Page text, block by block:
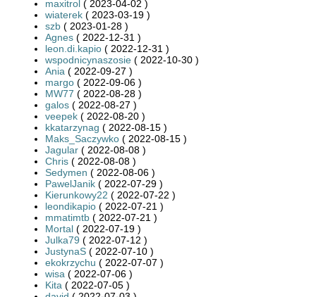
maxitrol ( 2023-04-02 )
wiaterek ( 2023-03-19 )
szb ( 2023-01-28 )
Agnes ( 2022-12-31 )
leon.di.kapio ( 2022-12-31 )
wspodnicynaszosie ( 2022-10-30 )
Ania ( 2022-09-27 )
margo ( 2022-09-06 )
MW77 ( 2022-08-28 )
galos ( 2022-08-27 )
veepek ( 2022-08-20 )
kkatarzynag ( 2022-08-15 )
Maks_Saczywko ( 2022-08-15 )
Jagular ( 2022-08-08 )
Chris ( 2022-08-08 )
Sedymen ( 2022-08-06 )
PawelJanik ( 2022-07-29 )
Kierunkowy22 ( 2022-07-22 )
leondikapio ( 2022-07-21 )
mmatimtb ( 2022-07-21 )
Mortal ( 2022-07-19 )
Julka79 ( 2022-07-12 )
JustynaS ( 2022-07-10 )
ekokrzychu ( 2022-07-07 )
wisa ( 2022-07-06 )
Kita ( 2022-07-05 )